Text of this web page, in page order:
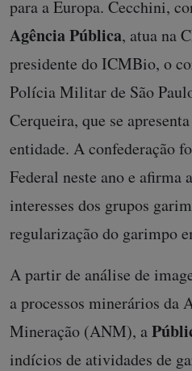
para a Europa. Cecchini,
Agência Pública, atua na
presidente do ICMBio, o
Polícia Militar de São
Cerqueira, que se
entidade. A confederação
Federal neste ano e afirma
interesses dos grupos
regularização do garimpo
A partir de análise de
a processos minerários da
Mineração (ANM), a
indícios de atividades de